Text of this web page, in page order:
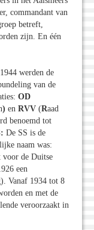
commandant van
betreft,
zijn. En één
werden de
van de
OD
) en RVV (Raad
benoemd tot
De SS is de
naam was:
voor de Duitse
een
Vanaf 1934 tot 8
en met de
veroorzaakt in